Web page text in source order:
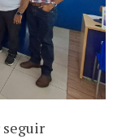
seguir